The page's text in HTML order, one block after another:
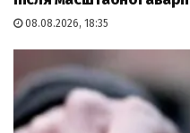
08.08.2026, 18:35